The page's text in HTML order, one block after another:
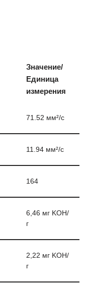
Значение/
Единица
измерения
71.52 мм²/c
11.94 мм²/c
164
6,46 мг KOH/
г
2,22 мг KOH/
г